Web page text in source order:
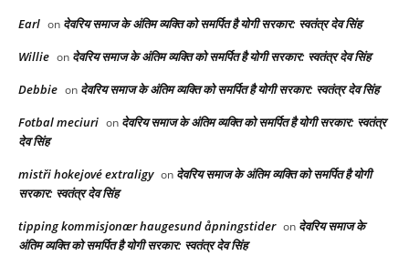
Earl on देवरिय समाज के अंतिम व्यक्ति को समर्पित है योगी सरकार: स्वतंत्र देव सिंह
Willie on देवरिय समाज के अंतिम व्यक्ति को समर्पित है योगी सरकार: स्वतंत्र देव सिंह
Debbie on देवरिय समाज के अंतिम व्यक्ति को समर्पित है योगी सरकार: स्वतंत्र देव सिंह
Fotbal meciuri on देवरिय समाज के अंतिम व्यक्ति को समर्पित है योगी सरकार: स्वतंत्र
देव सिंह
mistři hokejové extraligy on देवरिय समाज के अंतिम व्यक्ति को समर्पित है योगी
सरकार: स्वतंत्र देव सिंह
tipping kommisjonær haugesund åpningstider on देवरिय समाज के
अंतिम व्यक्ति को समर्पित है योगी सरकार: स्वतंत्र देव सिंह